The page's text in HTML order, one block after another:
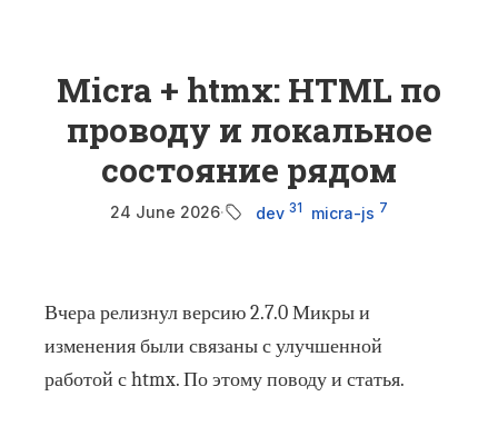
Micra + htmx: HTML по
проводу и локальное
состояние рядом
24 June 2026· dev31 micra-js 7
Вчера релизнул версию 2.7.0 Микры и
изменения были связаны с улучшенной
работой с htmx. По этому поводу и статья.